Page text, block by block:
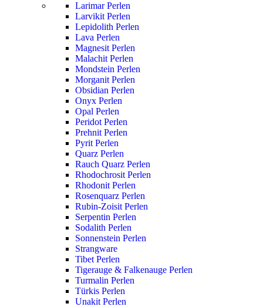
Larimar Perlen
Larvikit Perlen
Lepidolith Perlen
Lava Perlen
Magnesit Perlen
Malachit Perlen
Mondstein Perlen
Morganit Perlen
Obsidian Perlen
Onyx Perlen
Opal Perlen
Peridot Perlen
Prehnit Perlen
Pyrit Perlen
Quarz Perlen
Rauch Quarz Perlen
Rhodochrosit Perlen
Rhodonit Perlen
Rosenquarz Perlen
Rubin-Zoisit Perlen
Serpentin Perlen
Sodalith Perlen
Sonnenstein Perlen
Strangware
Tibet Perlen
Tigerauge & Falkenauge Perlen
Turmalin Perlen
Türkis Perlen
Unakit Perlen